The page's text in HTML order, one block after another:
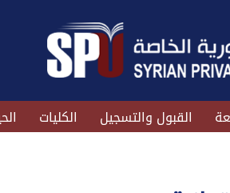
القبول والتسجيل الكليات